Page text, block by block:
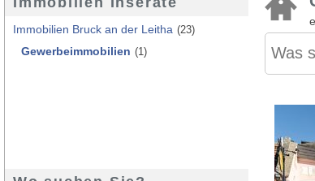
Immobilien Bruck an der Leitha (23)
Gewerbeimmobilien (1)